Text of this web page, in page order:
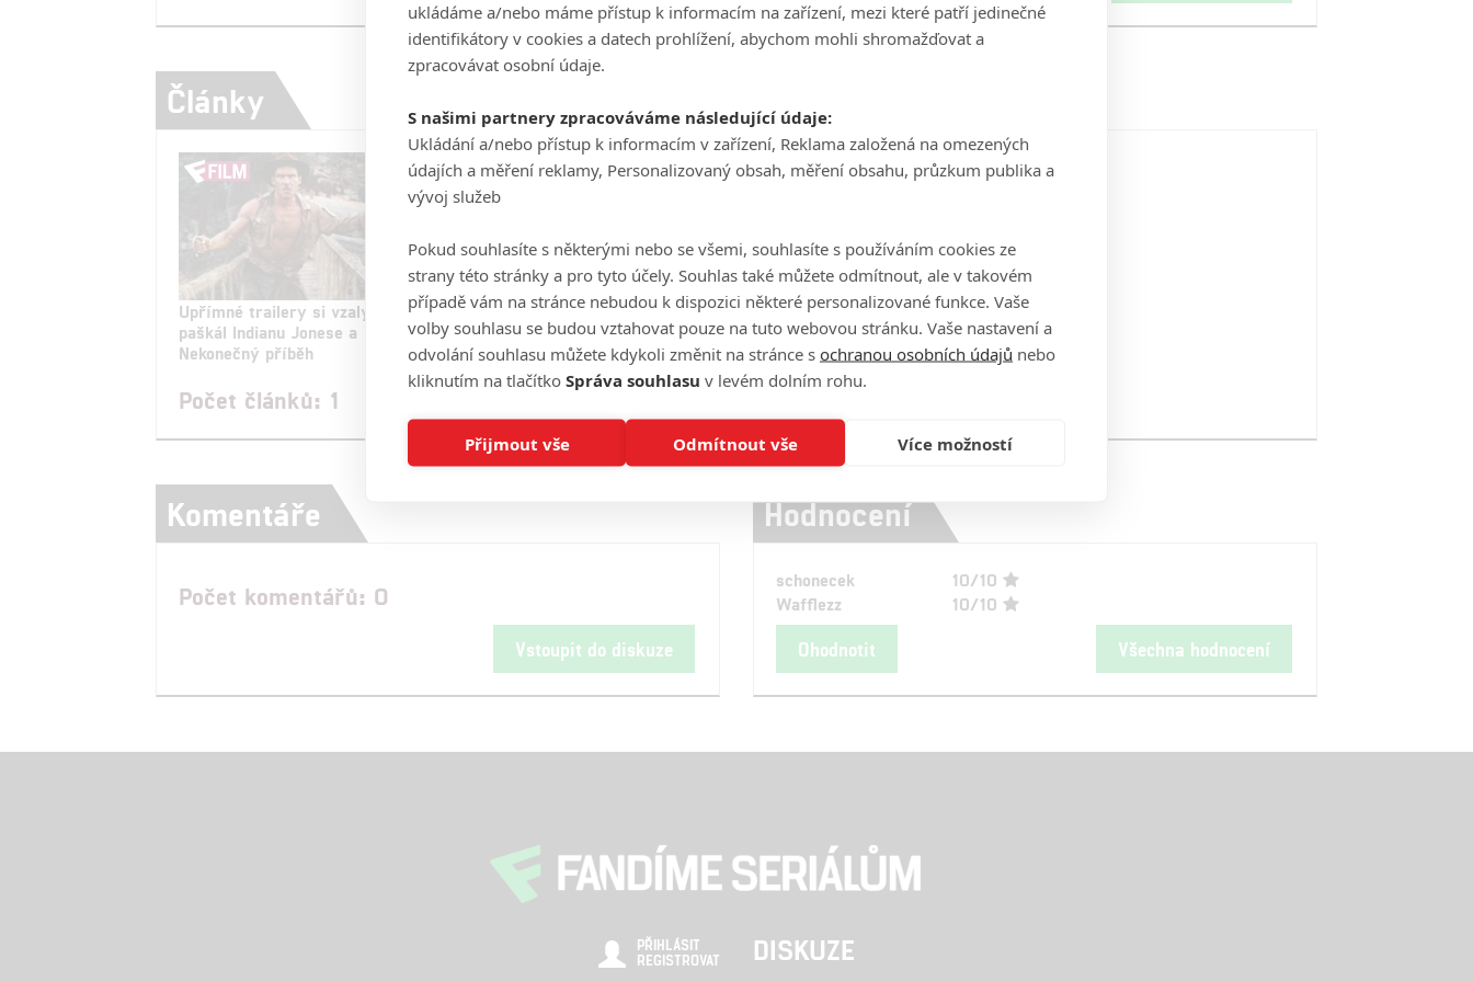
Články
Upřímné trailery si vzaly na
paškál Indianu Jonese a
Nekonečný příběh
Počet článků: 1
Počet videií: 0
Komentáře
Počet komentářů: 0
Vstoupit do diskuze
Hodnocení
schonecek
10/10
Wafflezz
10/10
Ohodnotit Všechna hodnocení
PŘIHLÁSIT
REGISTROVAT
DISKUZE
ukládáme a/nebo máme přístup k informacím na zařízení, mezi které patří jedinečné
identifikátory v cookies a datech prohlížení, abychom mohli shromažďovat a
zpracovávat osobní údaje.
S našimi partnery zpracováváme následující údaje:
Ukládání a/nebo přístup k informacím v zařízení, Reklama založená na omezených
údajích a měření reklamy, Personalizovaný obsah, měření obsahu, průzkum publika a
vývoj služeb
Pokud souhlasíte s některými nebo se všemi, souhlasíte s používáním cookies ze
strany této stránky a pro tyto účely. Souhlas také můžete odmítnout, ale v takovém
případě vám na stránce nebudou k dispozici některé personalizované funkce. Vaše
volby souhlasu se budou vztahovat pouze na tuto webovou stránku. Vaše nastavení a
odvolání souhlasu můžete kdykoli změnit na stránce s ochranou osobních údajů nebo
kliknutím na tlačítko Správa souhlasu v levém dolním rohu.
Přijmout vše Odmítnout vše Více možností